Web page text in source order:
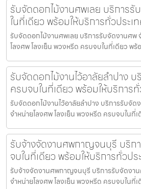
รับจัดดอกไม้งานศพเลย บริการ
ในที่เดียว พร้อมให้บริการทั่วประเ
รับจัดดอกไม้งานศพเลย บริการรับจัดงานศพ
โลงศพ โลงเย็น พวงหรีด ครบจบในที่เดียว พร้
รับจัดดอกไม้งานไว้อาลัยลำปาง
ครบจบในที่เดียว พร้อมให้บริการ
รับจัดดอกไม้งานไว้อาลัยลำปาง บริการรับจั
จำหน่ายโลงศพ โลงเย็น พวงหรีด ครบจบในที่
รับจ้างจัดงานศพกาญจนบุรี บริก
จบในที่เดียว พร้อมให้บริการทั่วปร
รับจ้างจัดงานศพกาญจนบุรี บริการรับจัดงา
จำหน่ายโลงศพ โลงเย็น พวงหรีด ครบจบในที่